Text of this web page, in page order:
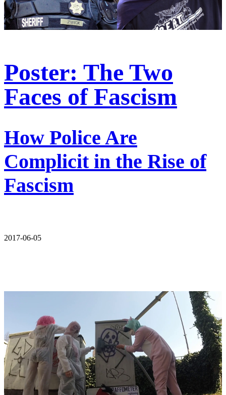
Poster: The Two
Faces of Fascism
How Police Are
Complicit in the Rise of
Fascism
2017-06-05